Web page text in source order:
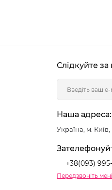
Слідкуйте
Наша адреса:
Україна, м.
+38(093)
Передзвоніть мені